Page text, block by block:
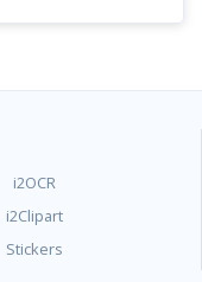
i2OCR
i2Clipart
Stickers